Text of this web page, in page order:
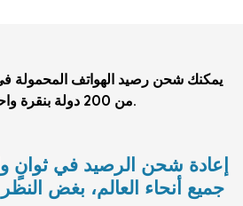
من 200 دولة بنقرة واحدة فقط.
إعادة شحن الرصيد في ثوانٍ
جميع أنحاء العالم، بغض